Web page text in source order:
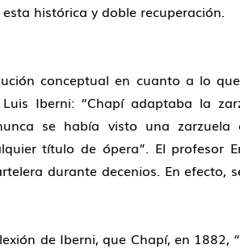
histórica y doble recuperación.
conceptual en cuanto a lo
Iberni: “Chapí adaptaba la
se había visto una
título de ópera”. El profesor
durante decenios. En
de Iberni, que Chapí, en 1882,